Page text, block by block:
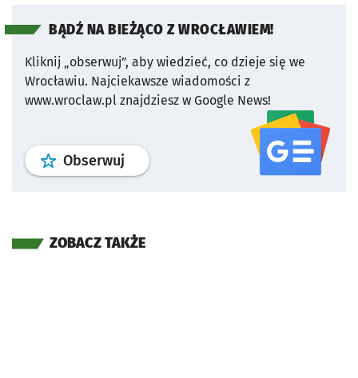
BĄDŹ NA BIEŻĄCO Z WROCŁAWIEM!
Kliknij „obserwuj”, aby wiedzieć, co dzieje się we
Wrocławiu. Najciekawsze wiadomości z
www.wroclaw.pl znajdziesz w Google News!
Obserwuj profil serwisu
ZOBACZ TAKŻE